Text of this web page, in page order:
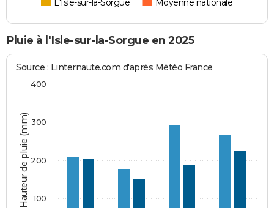
L'Isle-sur-la-Sorgue Moyenne nationale
Pluie à l'Isle-sur-la-Sorgue en 2025
Hauteur de pluie (mm)
Source : Linternaute.com d'après Météo France
100
200
300
400